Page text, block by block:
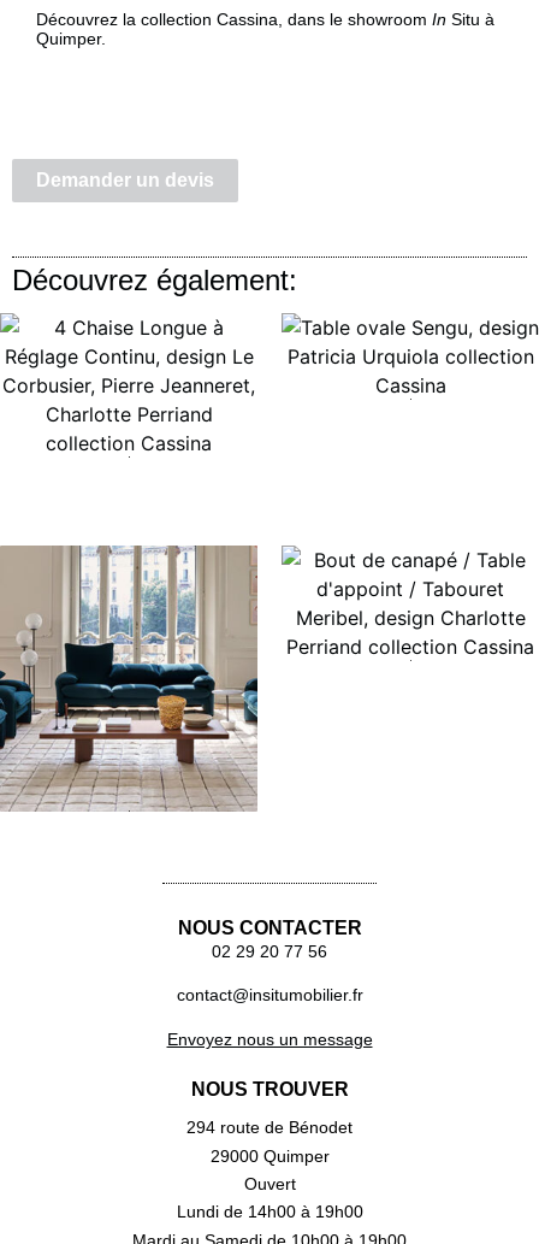
Découvrez la collection Cassina, dans le showroom In Situ à
Quimper.
Demander un devis
Découvrez également:
NOUS CONTACTER
02 29 20 77 56
contact@insitumobilier.fr
Envoyez nous un message
NOUS TROUVER
294 route de Bénodet
29000 Quimper
Ouvert
Lundi de 14h00 à 19h00